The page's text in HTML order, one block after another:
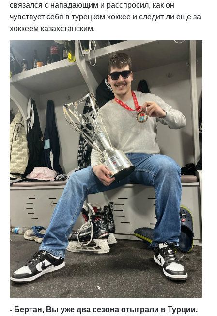
связался с нападающим и расспросил, как он
чувствует себя в турецком хоккее и следит ли еще за
хоккеем казахстанским.
- Бертан, Вы уже два сезона отыграли в Турции.